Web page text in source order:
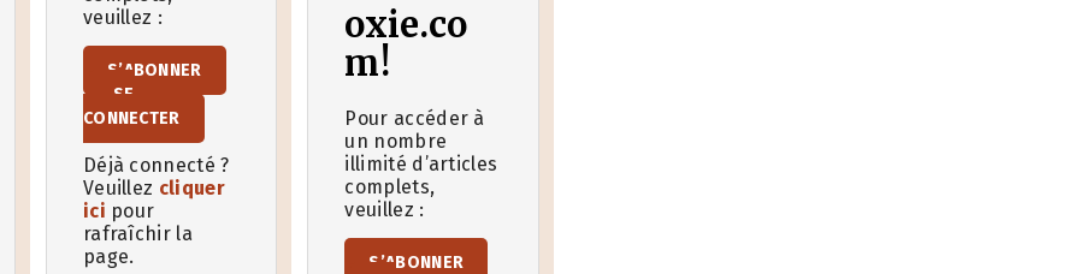
veuillez :
S’ABONNER
SE
CONNECTER
Déjà connecté ?
Veuillez cliquer
ici pour
rafraîchir la
page.
oxie.co
m!
Pour accéder à
un nombre
illimité d’articles
complets,
veuillez :
S’ABONNER